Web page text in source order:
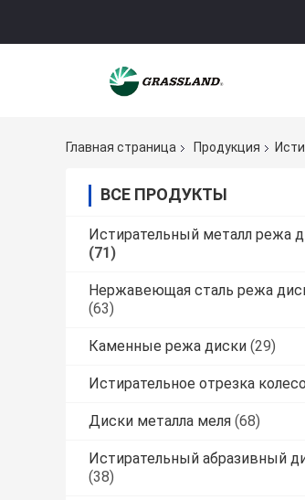
Главная страница Продукция
ВСЕ ПРОДУКТЫ
Истирательный металл режа
(71)
Нержавеющая сталь режа
(63)
Каменные режа диски (29)
Истирательное отрезка колесо
Диски металла меля (68)
Истирательный абразивный
(38)